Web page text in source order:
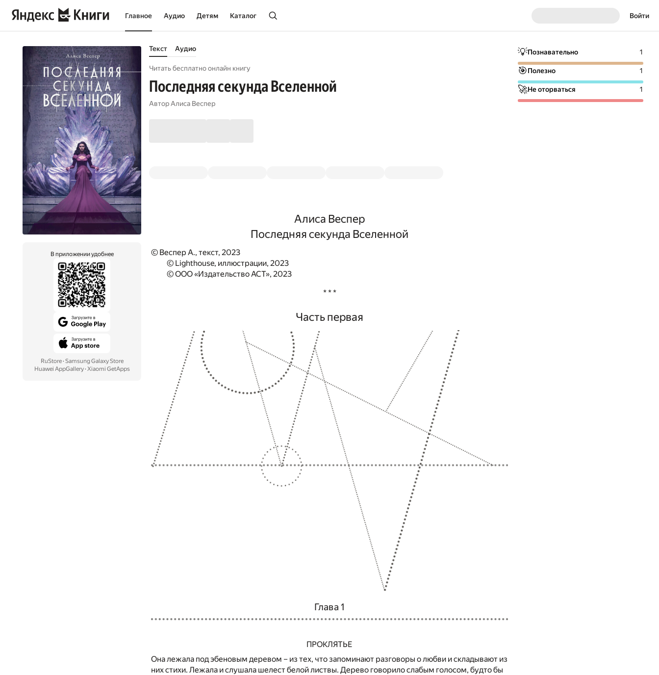
Главное Аудио Детям Каталог Войти
В приложении удобнее
RuStore· Samsung Galaxy Store
Huawei AppGallery· Xiaomi GetApps
Текст Аудио
Читать бесплатно онлайн книгу
Последняя секунда Вселенной
АвторАлиса Веспер
Алиса Веспер
Последняя секунда Вселенной
© Веспер А., текст, 2023
© Lighthouse, иллюстрации, 2023
© ООО «Издательство АСТ», 2023
* * *
Часть первая
Глава 1
ПРОКЛЯТЬЕ
Она лежала под эбеновым деревом – из тех, что запоминают разговоры о любви и складывают из
них стихи. Лежала и слушала шелест белой листвы. Дерево говорило слабым голосом, будто бы
💡Познавательно 1
🎯Полезно 1
🚀Не оторваться 1